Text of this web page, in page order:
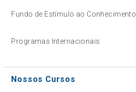
Fundo de Estímulo ao Conhecimento
Programas Internacionais
Nossos Cursos